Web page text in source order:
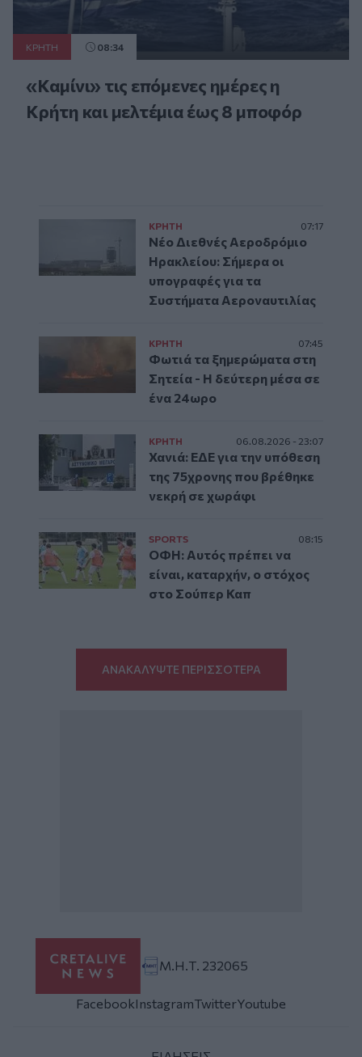
ΚΡΗΤΗ 08:34
«Καμίνι» τις επόμενες ημέρες η
Κρήτη και μελτέμια έως 8 μποφόρ
ΚΡΗΤΗ 07:17
Νέο Διεθνές Αεροδρόμιο
Ηρακλείου: Σήμερα οι
υπογραφές για τα
Συστήματα Αεροναυτιλίας
ΚΡΗΤΗ 07:45
Φωτιά τα ξημερώματα στη
Σητεία - Η δεύτερη μέσα σε
ένα 24ωρο
ΚΡΗΤΗ 06.08.2026 - 23:07
Χανιά: ΕΔΕ για την υπόθεση
της 75χρονης που βρέθηκε
νεκρή σε χωράφι
SPORTS 08:15
ΟΦΗ: Αυτός πρέπει να
είναι, καταρχήν, ο στόχος
στο Σούπερ Καπ
ΑΝΑΚΑΛΥΨΤΕ ΠΕΡΙΣΣΟΤΕΡΑ
Μ.Η.Τ. 232065
FacebookInstagramTwitterYoutube